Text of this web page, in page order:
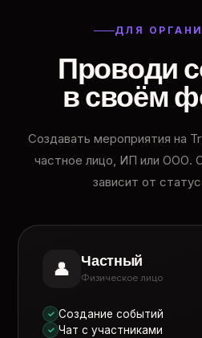
ДЛЯ
Проводи
в своём
Создавать мероприятия на
частное лицо, ИП или ООО.
зависит от
👤 Частный
Физическое лицо
✓ Создание событий
✓ Чат с участниками